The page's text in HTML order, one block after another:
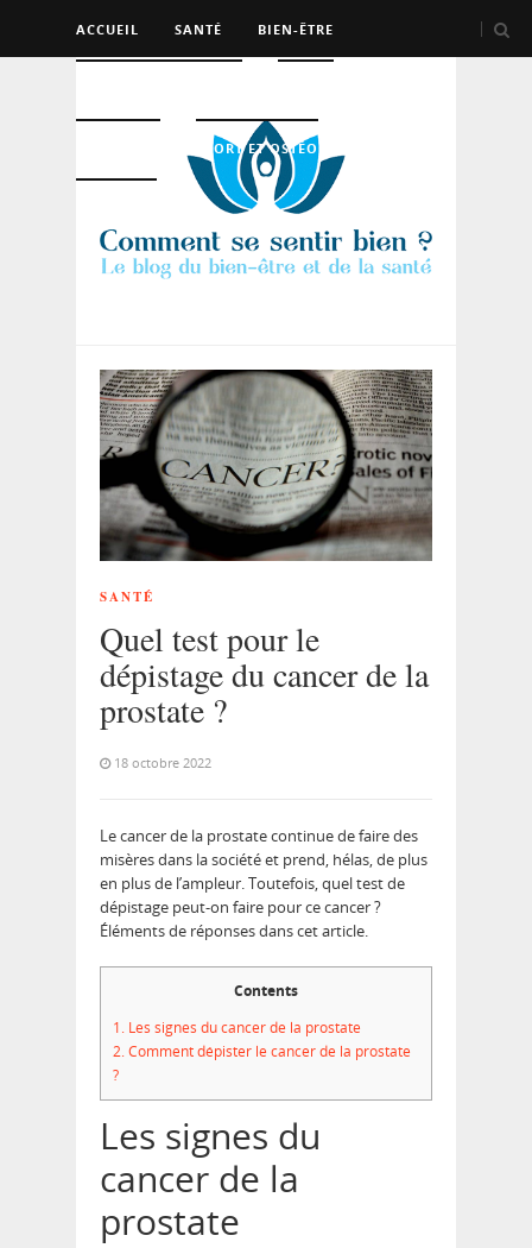
ACCUEIL SANTÉ BIEN-ÊTRE
SPORT ET OSTÉO
SANTÉ
Quel test pour le
dépistage du cancer de la
prostate ?
18 octobre 2022
Le cancer de la prostate continue de faire des
misères dans la société et prend, hélas, de plus
en plus de l’ampleur. Toutefois, quel test de
dépistage peut-on faire pour ce cancer ?
Éléments de réponses dans cet article.
Contents
1. Les signes du cancer de la prostate
2.Comment dépister le cancer de la prostate
?
Les signes du
cancer de la
prostate